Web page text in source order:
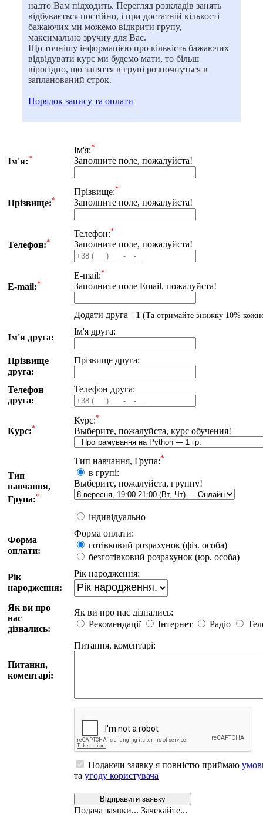
надто Вам підходить. Перегляд розкладів занять
відбувається постійно, і при достатній кількості
бажаючих ми можемо відкрити групу,
максимально зручну для Вас.
Що точнішу інформацією про кількість бажаючих
відвідувати курс ми будемо мати, то більш
вірогідно, що заняття в групі розпочнуться в
запланований строк.
Порядок запису та оплати
Iм'я:*
Iм'я:*
Заполните поле, пожалуйста!
Прiзвище:*
Прiзвище:*
Заполните поле, пожалуйста!
Телефон:*
Телефон:*
Заполните поле, пожалуйста!
E-mail:*
E-mail:*
Заполните поле Email, пожалуйста!
Додати друга +1 (Та отримайте знижку 10%
Iм'я друга:
Iм'я друга:
Прiзвище
друга:
Прiзвище друга:
Телефон
друга:
Телефон друга:
Курс:*
Курс:*
Выберите, пожалуйста, курс обучения!
Тип
навчання,
Група:*
Тип навчання, Група:*
в групі:
Выберите, пожалуйста, группу!
iндивiдуально
Форма
оплати:
Форма оплати:
готiвковий розрахунок (фiз. особа)
безготiвковий розрахунок (юр. особа)
Рiк
народження:
Рiк народження:
Як ви про
нас
дізнались:
Як ви про нас дізнались:
Рекомендації
Iнтернет Радіо
Питання,
коментарi:
Питання, коментарi:
Подаючи заявку я повністю приймаю
та угоду користувача
Вiдправити заявку
Подача заявки... Зачекайте...